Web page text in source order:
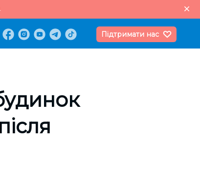
Підтримати нас